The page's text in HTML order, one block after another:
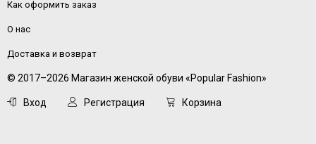
Как оформить заказ
О нас
Доставка и возврат
© 2017–2026 Магазин женской обуви «Popular Fashion»
Вход Регистрация Корзина